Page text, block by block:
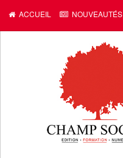
ACCUEIL NOUVEAUTÉS